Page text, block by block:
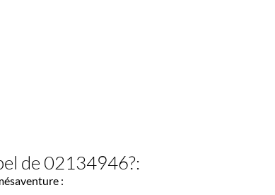
de 02134946?:
: